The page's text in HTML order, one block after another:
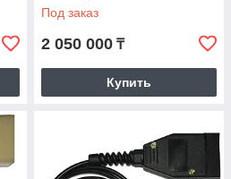
Под заказ
2 050 000 ₸
Купить